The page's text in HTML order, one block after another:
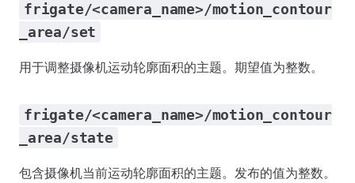
frigate/<camera_name>/motion_contour
_area/set
用于调整摄像机运动轮廓面积的主题。期望值为整数。
frigate/<camera_name>/motion_contour
_area/state
包含摄像机当前运动轮廓面积的主题。发布的值为整数。